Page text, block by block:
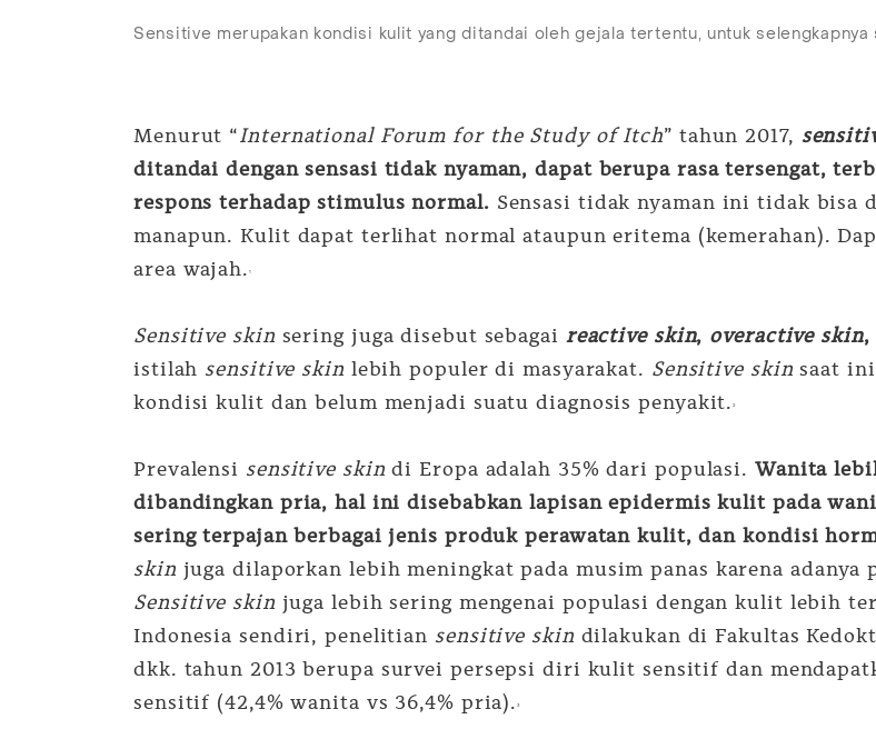
Sensitive merupakan kondisi kulit yang ditandai oleh gejala tertentu, untuk
Menurut “International Forum for the Study of Itch” tahun 2017,
ditandai dengan sensasi tidak nyaman, dapat berupa rasa tersengat,
respons terhadap stimulus normal. Sensasi tidak nyaman ini tidak bisa
manapun. Kulit dapat terlihat normal ataupun eritema (kemerahan).
area wajah. 1
Sensitive skin sering juga disebut sebagai reactive skin, overactive skin,
istilah sensitive skin lebih populer di masyarakat. Sensitive skin saat
kondisi kulit dan belum menjadi suatu diagnosis penyakit.2
Prevalensi sensitive skin di Eropa adalah 35% dari populasi. Wanita
dibandingkan pria, hal ini disebabkan lapisan epidermis kulit pada
sering terpajan berbagai jenis produk perawatan kulit, dan kondisi
skin juga dilaporkan lebih meningkat pada musim panas karena
Sensitive skin juga lebih sering mengenai populasi dengan kulit lebih
Indonesia sendiri, penelitian sensitive skin dilakukan di Fakultas
dkk. tahun 2013 berupa survei persepsi diri kulit sensitif dan
sensitif (42,4% wanita vs 36,4% pria).3